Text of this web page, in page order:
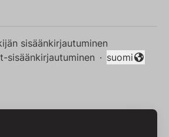
sisäänkirjautuminen
sisäänkirjautuminen ·
Vaihda kieli
suomi